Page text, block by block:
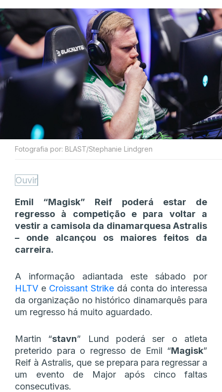
Fotografia por: BLAST/Stephanie Lindgren
Ouvir
Emil “⁠Magisk⁠” Reif poderá estar de
regresso à competição e para voltar a
vestir a camisola da dinamarquesa Astralis
– onde alcançou os maiores feitos da
carreira.
A informação adiantada este sábado por
HLTV e Croissant Strike dá conta do interessa
da organização no histórico dinamarquês para
um regresso há muito aguardado.
Martin “stavn” Lund poderá ser o atleta
preterido para o regresso de Emil “Magisk”
Reif à Astralis, que se prepara para regressar a
um evento de Major após cinco faltas
consecutivas.